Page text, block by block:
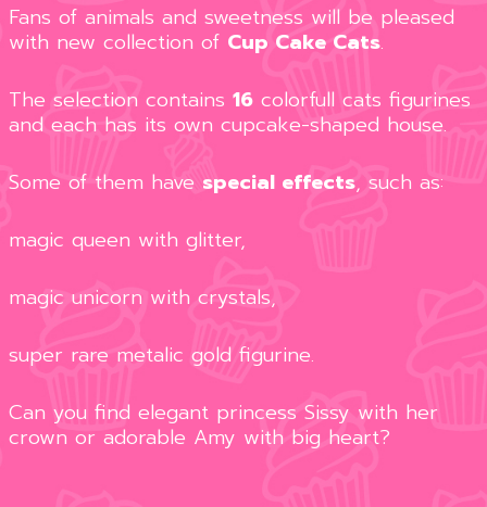
Fans of animals and sweetness will be pleased
with new collection of Cup Cake Cats.
The selection contains 16colorfull cats figurines
and each has its own cupcake-shaped house.
Some of them have special effects, such as:
magic queen with glitter,
magic unicorn with crystals,
super rare metalic gold figurine.
Can you find elegant princess Sissy with her
crown or adorable Amy with big heart?